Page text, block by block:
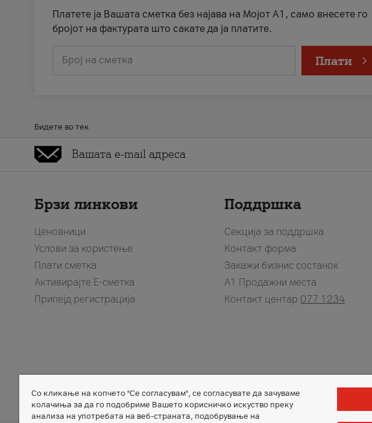
Платете ја Вашата сметка без најава на Мојот А1, само внесете го
бројот на фактурата што сакате да ја платите.
Број на сметка Плати
Бидете во тек
Брзи линкови
Ценовници
Услови за користење
Плати сметка
Активирајте Е-сметка
Припејд регистрација
Поддршка
Секција за поддршка
Контакт форма
Закажи бизнис состанок
A1 Продажни места
Контакт центар 077 1234
Member of
Со кликање на копчето "Се согласувам", се согласувате да зачуваме
колачиња за да го подобриме Вашето корисничко искуство преку
анализа на употребата на веб-страната, подобрување на